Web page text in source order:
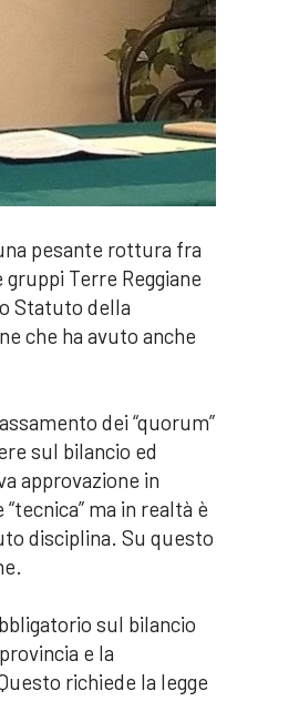
pesante rottura fra
Terre Reggiane
Statuto della
che ha avuto anche
dei “quorum”
sul bilancio ed
approvazione in
ma in realtà è
disciplina. Su questo
sul bilancio
e la
richiede la legge